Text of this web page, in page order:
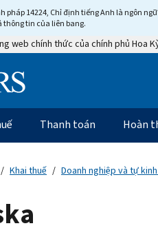
pháp 14224, Chỉ định tiếng Anh là ngôn
thông tin của liên bang.
web chính thức của chính phủ Hoa
Information
Thanh toán Hoàn
Khai thuế Doanh nghiệp và tự